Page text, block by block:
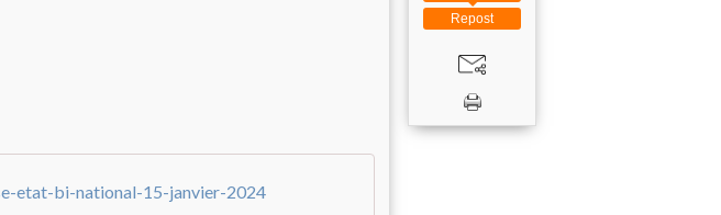
etat-bi-national-15-janvier-2024
Repost